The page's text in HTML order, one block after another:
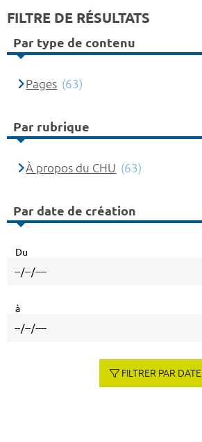
FILTRE DE RÉSULTATS
Par type de contenu
Pages (63)
Par rubrique
À propos du CHU (63)
Par date de création
Du
à
FILTRER PAR DATE